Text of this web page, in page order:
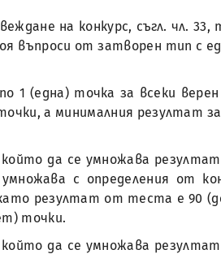
на конкурс, съгл. чл.
въпроси от затворен тип с
(една) точка за всеки
а минималния резултат
да се умножава
с определения от
резултат от теста е 90
точки.
да се умножава